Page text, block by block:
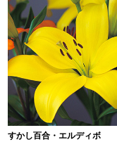
すかし百合・エルディボ